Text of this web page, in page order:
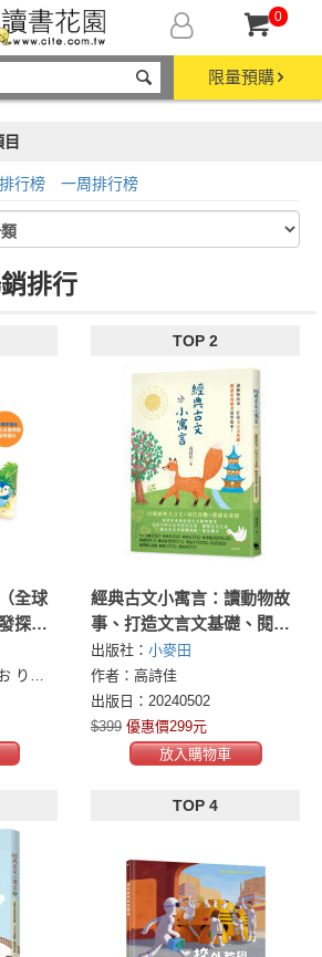
0
限量預購
行榜 一周排行榜
排行
全球
探險
作者：松尾里佳子(まつお りかこ)
TOP 2
經典古文小寓言：讀動物故
事、打造文言文基礎、閱讀
素養題全部學起來！（高詩
佳老師作品）
出版社： 小麥田
作者：高詩佳
出版日：20240502
$399 優惠價299元
放入購物車
TOP 4